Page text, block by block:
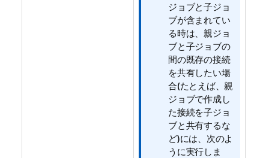
報
メ
モ
ジョブと子ジョ
ブが含まれてい
る時は、親ジョ
ブと子ジョブの
間の既存の接続
を共有したい場
合(たとえば、親
ジョブで作成し
た接続を子ジョ
ブと共有するな
ど)には、次のよ
うに実行しま